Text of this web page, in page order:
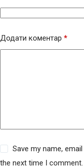
Додати коментар *
Save my name,
the next time I comment.